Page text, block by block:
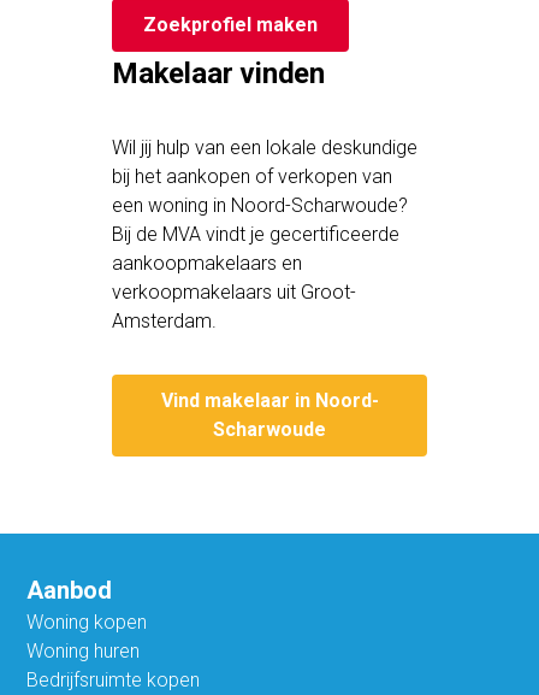
Zoekprofiel maken
Makelaar vinden
Wil jij hulp van een lokale deskundige
bij het aankopen of verkopen van
een woning in Noord-Scharwoude?
Bij de MVA vindt je gecertificeerde
aankoopmakelaars en
verkoopmakelaars uit Groot-
Amsterdam.
Vind makelaar in Noord-
Scharwoude
Aanbod
Woning kopen
Woning huren
Bedrijfsruimte kopen